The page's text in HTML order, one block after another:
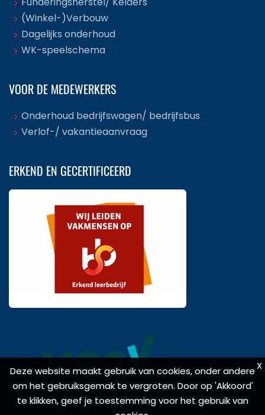
Deze website maakt gebruik van cookies, onder andere
om het gebruiksgemak te vergroten. Door op 'Akkoord'
te klikken, geef je toestemming voor het gebruik van
X
(Winkel-)Verbouw
Dagelijks onderhoud
WK-speelschema
VOOR DE MEDEWERKERS
Onderhoud bedrijfswagen/ bedrijfsbus
Verlof-/ vakantieaanvraag
ERKEND EN GECERTIFICEERD
Deze website maakt gebruik van cookies, onder andere
om het gebruiksgemak te vergroten. Door op 'Akkoord'
te klikken, geef je toestemming voor het gebruik van
X